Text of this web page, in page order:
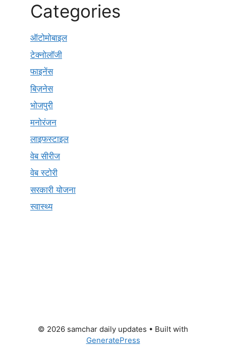
Categories
ऑटोमोबाइल
टेक्नोलॉजी
फाइनेंस
बिज़नेस
भोजपुरी
मनोरंजन
लाइफस्टाइल
वेब सीरीज
वेब स्टोरी
सरकारी योजना
स्वास्थ्य
© 2026 samchar daily updates • Built with
GeneratePress